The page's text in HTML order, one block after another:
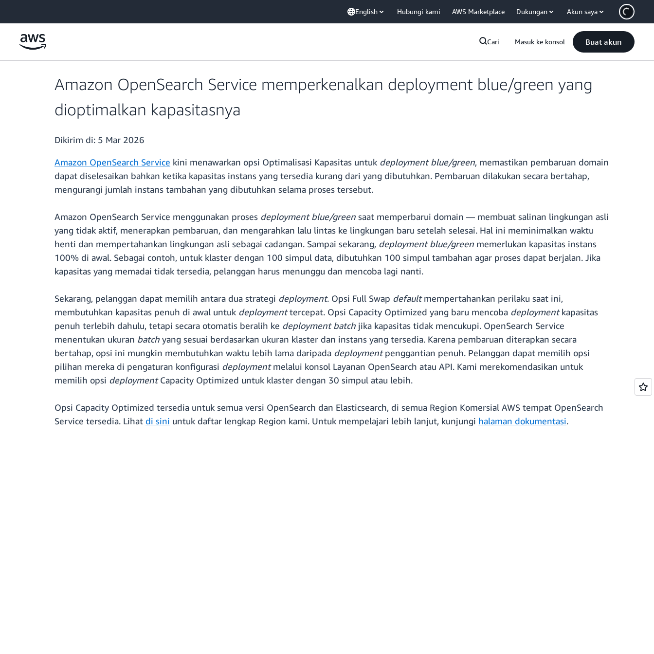
English Hubungi kami AWS Marketplace Dukungan Akun saya
Cari Masuk ke konsol Buat akun
Amazon OpenSearch Service memperkenalkan deployment blue/green yang
dioptimalkan kapasitasnya
Dikirim di: 5 Mar 2026
Amazon OpenSearch Service kini menawarkan opsi Optimalisasi Kapasitas untuk deployment blue/green, memastikan pembaruan domain
dapat diselesaikan bahkan ketika kapasitas instans yang tersedia kurang dari yang dibutuhkan. Pembaruan dilakukan secara bertahap,
mengurangi jumlah instans tambahan yang dibutuhkan selama proses tersebut.
Amazon OpenSearch Service menggunakan proses deployment blue/green saat memperbarui domain — membuat salinan lingkungan asli
yang tidak aktif, menerapkan pembaruan, dan mengarahkan lalu lintas ke lingkungan baru setelah selesai. Hal ini meminimalkan waktu
henti dan mempertahankan lingkungan asli sebagai cadangan. Sampai sekarang, deployment blue/green memerlukan kapasitas instans
100% di awal. Sebagai contoh, untuk klaster dengan 100 simpul data, dibutuhkan 100 simpul tambahan agar proses dapat berjalan. Jika
kapasitas yang memadai tidak tersedia, pelanggan harus menunggu dan mencoba lagi nanti.
Sekarang, pelanggan dapat memilih antara dua strategi deployment. Opsi Full Swap defaultmempertahankan perilaku saat ini,
membutuhkan kapasitas penuh di awal untuk deploymenttercepat. Opsi Capacity Optimized yang baru mencoba deploymentkapasitas
penuh terlebih dahulu, tetapi secara otomatis beralih ke deployment batch jika kapasitas tidak mencukupi. OpenSearch Service
menentukan ukuran batch yang sesuai berdasarkan ukuran klaster dan instans yang tersedia. Karena pembaruan diterapkan secara
bertahap, opsi ini mungkin membutuhkan waktu lebih lama daripada deploymentpenggantian penuh. Pelanggan dapat memilih opsi
pilihan mereka di pengaturan konfigurasi deploymentmelalui konsol Layanan OpenSearch atau API. Kami merekomendasikan untuk
memilih opsi deploymentCapacity Optimized untuk klaster dengan 30 simpul atau lebih.
Opsi Capacity Optimized tersedia untuk semua versi OpenSearch dan Elasticsearch, di semua Region Komersial AWS tempat OpenSearch
Service tersedia. Lihat di sini untuk daftar lengkap Region kami. Untuk mempelajari lebih lanjut, kunjungi halaman dokumentasi.